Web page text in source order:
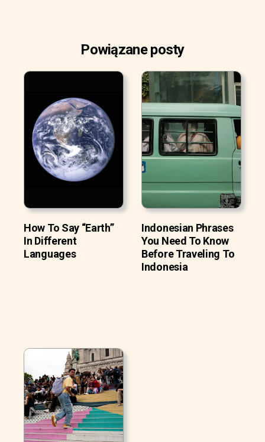
Powiązane posty
How To Say “Earth”
In Different
Languages
Indonesian Phrases
You Need To Know
Before Traveling To
Indonesia